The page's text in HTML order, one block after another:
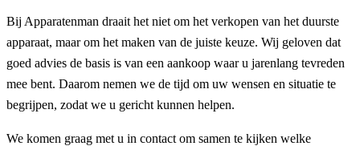
Bij Apparatenman draait het niet om het verkopen van het duurste
apparaat, maar om het maken van de juiste keuze. Wij geloven dat
goed advies de basis is van een aankoop waar u jarenlang tevreden
mee bent. Daarom nemen we de tijd om uw wensen en situatie te
begrijpen, zodat we u gericht kunnen helpen.
We komen graag met u in contact om samen te kijken welke